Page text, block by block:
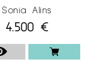
Sonia Alins
4.500 €